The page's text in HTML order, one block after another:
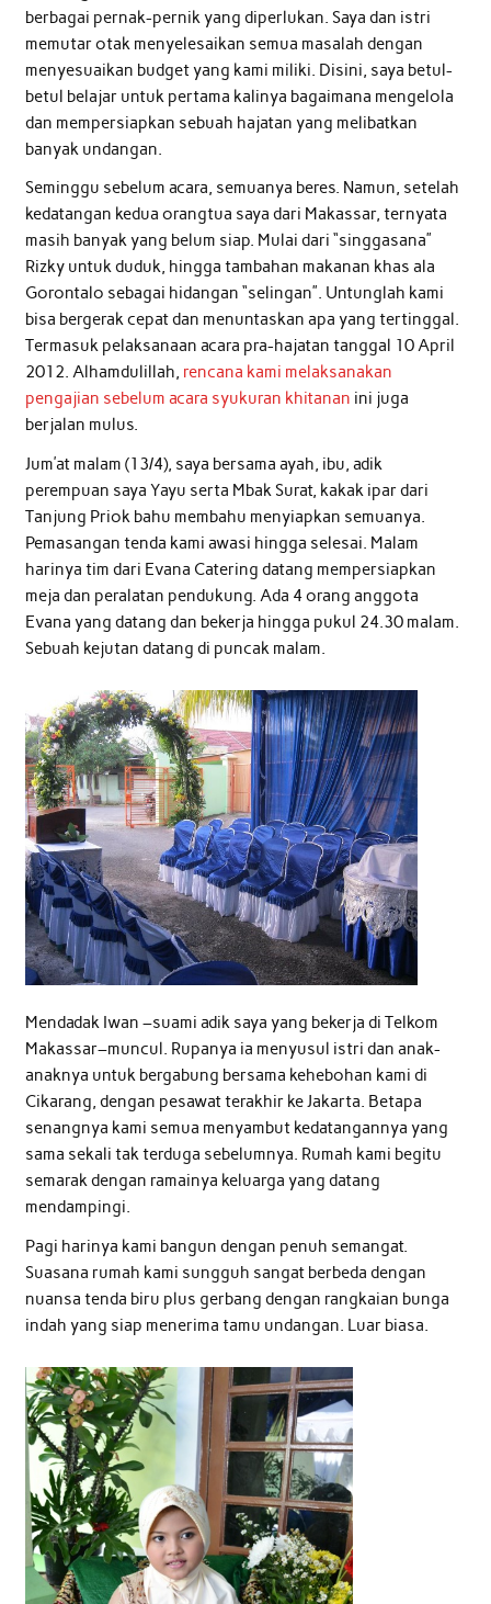
berbagai pernak-pernik yang diperlukan. Saya dan istri
memutar otak menyelesaikan semua masalah dengan
menyesuaikan budget yang kami miliki. Disini, saya betul-
betul belajar untuk pertama kalinya bagaimana mengelola
dan mempersiapkan sebuah hajatan yang melibatkan
banyak undangan.
Seminggu sebelum acara, semuanya beres. Namun, setelah
kedatangan kedua orangtua saya dari Makassar, ternyata
masih banyak yang belum siap. Mulai dari “singgasana”
Rizky untuk duduk, hingga tambahan makanan khas ala
Gorontalo sebagai hidangan “selingan”. Untunglah kami
bisa bergerak cepat dan menuntaskan apa yang tertinggal.
Termasuk pelaksanaan acara pra-hajatan tanggal 10 April
2012. Alhamdulillah, rencana kami melaksanakan
pengajian sebelum acara syukuran khitanan ini juga
berjalan mulus.
Jum’at malam (13/4), saya bersama ayah, ibu, adik
perempuan saya Yayu serta Mbak Surat, kakak ipar dari
Tanjung Priok bahu membahu menyiapkan semuanya.
Pemasangan tenda kami awasi hingga selesai. Malam
harinya tim dari Evana Catering datang mempersiapkan
meja dan peralatan pendukung. Ada 4 orang anggota
Evana yang datang dan bekerja hingga pukul 24.30 malam.
Sebuah kejutan datang di puncak malam.
Mendadak Iwan –suami adik saya yang bekerja di Telkom
Makassar–muncul. Rupanya ia menyusul istri dan anak-
anaknya untuk bergabung bersama kehebohan kami di
Cikarang, dengan pesawat terakhir ke Jakarta. Betapa
senangnya kami semua menyambut kedatangannya yang
sama sekali tak terduga sebelumnya. Rumah kami begitu
semarak dengan ramainya keluarga yang datang
mendampingi.
Pagi harinya kami bangun dengan penuh semangat.
Suasana rumah kami sungguh sangat berbeda dengan
nuansa tenda biru plus gerbang dengan rangkaian bunga
indah yang siap menerima tamu undangan. Luar biasa.